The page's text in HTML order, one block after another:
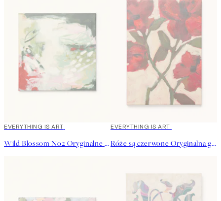
EVERYTHING IS ART
Wild Blossom No2 Oryginalne Dzieło
EVERYTHING IS ART
Róże są czerwone Oryginalna grafika Plakat